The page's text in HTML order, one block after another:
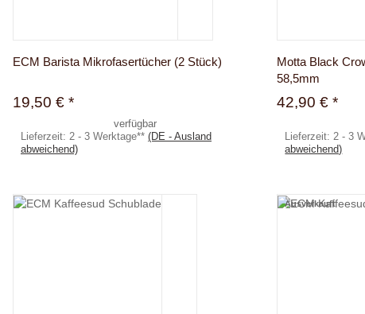
ECM Barista Mikrofasertücher (2 Stück)
19,50 € *
verfügbar
Lieferzeit: 2 - 3 Werktage** (DE - Ausland
abweichend)
Motta Black
58,5mm
42,90 €*
Lieferzeit: 2 - 3
abweichend)
Ausverkauft